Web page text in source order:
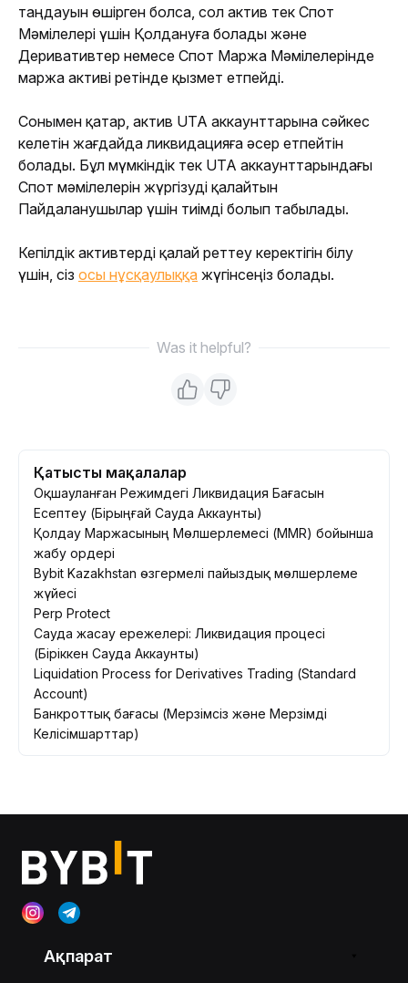
таңдауын өшірген болса, сол актив тек Спот
Мәмілелері үшін Қолдануға болады және
Деривативтер немесе Спот Маржа Мәмілелерінде
маржа активі ретінде қызмет етпейді.
Сонымен қатар, актив UTA аккаунттарына сәйкес
келетін жағдайда ликвидацияға әсер етпейтін
болады. Бұл мүмкіндік тек UTA аккаунттарындағы
Спот мәмілелерін жүргізуді қалайтын
Пайдаланушылар үшін тиімді болып табылады.
Кепілдік активтерді қалай реттеу керектігін білу
үшін, сіз осы нұсқаулыққа жүгінсеңіз болады.
Was it helpful?
Қатысты мақалалар
Оқшауланған Режимдегі Ликвидация Бағасын
Есептеу (Бірыңғай Сауда Аккаунты)
Қолдау Маржасының Мөлшерлемесі (MMR) бойынша
жабу ордері
Bybit Kazakhstan өзгермелі пайыздық мөлшерлеме
жүйесі
Perp Protect
Сауда жасау ережелері: Ликвидация процесі
(Біріккен Сауда Аккаунты)
Liquidation Process for Derivatives Trading (Standard
Account)
Банкроттық бағасы (Мерзімсіз және Мерзімді
Келісімшарттар)
Ақпарат